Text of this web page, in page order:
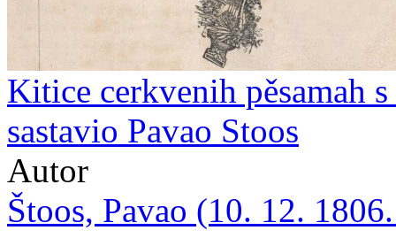
Kitice cerkvenih pěsamah
sastavio Pavao Stoos
Autor
Štoos, Pavao (10. 12.